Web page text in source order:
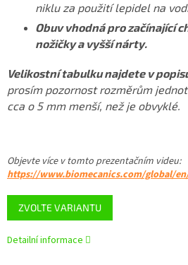
ZVOLTE VARIANTU
niklu za použití lepidel na
Obuv vhodná pro začínající
nožičky a vyšší nárty.
Velikostní tabulku najdete v
prosím pozornost rozměrům
cca o 5 mm menší, než je obvyklé.
Objevte více v tomtoprezentačním videu:
https://www.biomecanics.com/global/
Detailní informace